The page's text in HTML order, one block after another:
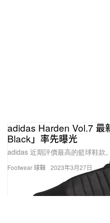
Footwear 球鞋
adidas Harden Vol.7 最
Black」率先曝光
adidas 近期評價最高的籃球鞋款。
2023年3月27日